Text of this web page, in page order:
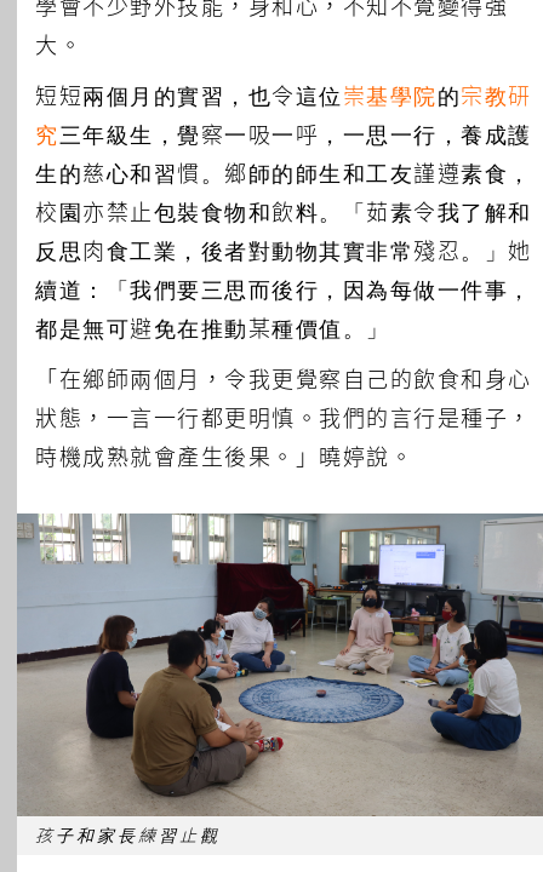
學會不少野外技能，身和心，不知不覺變得強
大。
短短兩個月的實習，也令這位崇基學院的宗教研
究三年級生，覺察一吸一呼，一思一行，養成護
生的慈心和習慣。鄉師的師生和工友謹遵素食，
校園亦禁止包裝食物和飲料。「茹素令我了解和
反思肉食工業，後者對動物其實非常殘忍。」她
續道：「我們要三思而後行，因為每做一件事，
都是無可避免在推動某種價值。」
「在鄉師兩個月，令我更覺察自己的飲食和身心
狀態，一言一行都更明慎。我們的言行是種子，
時機成熟就會產生後果。」曉婷說。
孩子和家長練習止觀